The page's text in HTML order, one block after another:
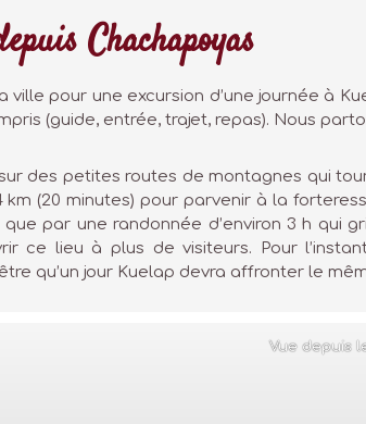
Chachapoyas
ville pour une excursion d’une journée à
(guide, entrée, trajet, repas). Nous
des petites routes de montagnes qui
(20 minutes) pour parvenir à la
par une randonnée d’environ 3 h qui
ce lieu à plus de visiteurs. Pour
qu’un jour Kuelap devra affronter le
Vue depuis